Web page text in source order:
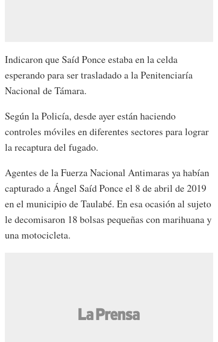
Indicaron que Saíd Ponce estaba en la celda
esperando para ser trasladado a la Penitenciaría
Nacional de Támara.
Según la Policía, desde ayer están haciendo
controles móviles en diferentes sectores para lograr
la recaptura del fugado.
Agentes de la Fuerza Nacional Antimaras ya habían
capturado a Ángel Saíd Ponce el 8 de abril de 2019
en el municipio de Taulabé. En esa ocasión al sujeto
le decomisaron 18 bolsas pequeñas con marihuana y
una motocicleta.